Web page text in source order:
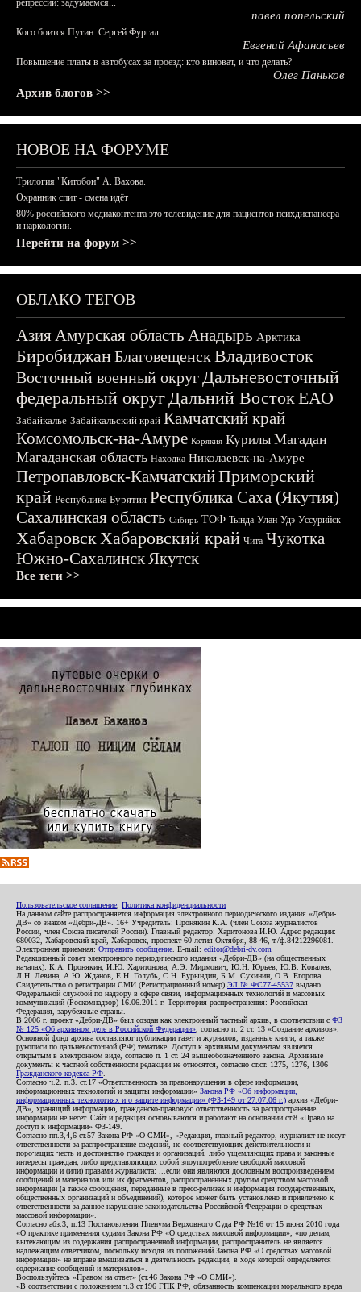
репрессий: задумаемся...
павел попельский
Кого боится Путин: Сергей Фургал
Евгений Афанасьев
Повышение платы в автобусах за проезд: кто виноват, и что делать?
Олег Паньков
Архив блогов >>
НОВОЕ НА ФОРУМЕ
Трилогия "Китобои" А. Вахова.
Охранник спит - смена идёт
80% российского медиаконтента это телевидение для пациентов психдиспансера
и наркологии.
Перейти на форум >>
ОБЛАКО ТЕГОВ
АзияАмурская область Анадырь Арктика
БиробиджанБлаговещенскВладивосток
Восточный военный округДальневосточный
федеральный округДальний ВостокЕАО
Забайкалье Забайкальский край Камчатский край
Комсомольск-на-Амуре Корякия Курилы Магадан
Магаданская область Находка Николаевск-на-Амуре
Петропавловск-КамчатскийПриморский
край Республика Бурятия Республика Саха (Якутия)
Сахалинская область Сибирь ТОФ Тында Улан-Удэ Уссурийск
ХабаровскХабаровский край Чита Чукотка
Южно-СахалинскЯкутск
Все теги >>
Пользовательское соглашение Политика конфиденциальности
На данном сайте распространяется информация электронного периодического издания «Дебри-
ДВ» со знаком «Дебри-ДВ». 16+ Учредитель: Пронякин К.А. (член Союза журналистов
России, член Союза писателей России). Главный редактор: Харитонова И.Ю. Адрес редакции:
680032, Хабаровский край, Хабаровск, проспект 60-летия Октября, 88-46, т./ф.84212296081.
Электронная приемная: Отправить сообщение . E-mail: editor@debri-dv.com
Редакционный совет электронного периодического издания «Дебри-ДВ» (на общественных
началах): К.А. Пронякин, И.Ю. Харитонова, А.Э. Мирмович, Ю.Н. Юрьев, Ю.В. Ковалев,
Л.Н. Левина, А.Ю. Жданов, Е.Н. Голубь, С.Н. Бурындин, Б.М. Сухинин, О.В. Егорова
Свидетельство о регистрации СМИ (Регистрационный номер) ЭЛ № ФС77-45537 выдано
Федеральной службой по надзору в сфере связи, информационных технологий и массовых
коммуникаций (Роскомнадзор) 16.06.2011 г. Территория распространения: Российская
Федерация, зарубежные страны.
В 2006 г. проект «Дебри-ДВ» был создан как электронный частный архив, в соответствии с ФЗ
№ 125 «Об архивном деле в Российской Федерации» , согласно п. 2 ст. 13 «Создание архивов».
Основной фонд архива составляют публикации газет и журналов, изданные книги, а также
рукописи по дальневосточной (РФ) тематике. Доступ к архивным документам является
открытым в электронном виде, согласно п. 1 ст. 24 вышеобозначенного закона. Архивные
документы к частной собственности редакции не относятся, согласно ст.ст. 1275, 1276, 1306
Гражданского кодекса РФ
Согласно ч.2. п.3. ст.17 «Ответственность за правонарушения в сфере информации,
информационных технологий и защиты информации» Закона РФ «Об информации,
информационных технологиях и о защите информации» (ФЗ-149 от 27.07.06 г.) архив «Дебри-
ДВ», хранящий информацию, гражданско-правовую ответственность за распространение
информации не несет. Сайт и редакция основываются и работают на основании ст.8 «Право на
доступ к информации» ФЗ-149.
Согласно пп.3,4,6 ст.57 Закона РФ «О СМИ», «Редакция, главный редактор, журналист не несут
ответственности за распространение сведений, не соответствующих действительности и
порочащих честь и достоинство граждан и организаций, либо ущемляющих права и законные
интересы граждан, либо представляющих собой злоупотребление свободой массовой
информации и (или) правами журналиста: ...если они являются дословным воспроизведением
сообщений и материалов или их фрагментов, распространенных другим средством массовой
информации (а также сообщения, переданные в пресс-релизах и информация государственных,
общественных организаций и объединений), которое может быть установлено и привлечено к
ответственности за данное нарушение законодательства Российской Федерации о средствах
массовой информации».
Согласно абз.3, п.13 Постановления Пленума Верховного Суда РФ №16 от 15 июня 2010 года
«О практике применения судами Закона РФ «О средствах массовой информации», «по делам,
вытекающим из содержания распространенной информации, распространитель не является
надлежащим ответчиком, поскольку исходя из положений Закона РФ «О средствах массовой
информации» не вправе вмешиваться в деятельность редакции, в ходе которой определяется
содержание сообщений и материалов».
Воспользуйтесь «Правом на ответ» (ст.46 Закона РФ «О СМИ»).
«В соответствии с положением ч.3 ст.196 ГПК РФ, обязанность компенсации морального вреда